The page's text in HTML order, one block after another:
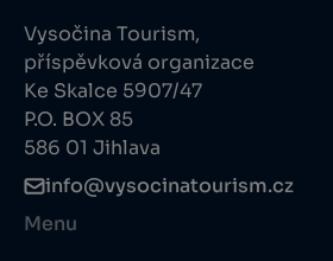
Vysočina Tourism,
příspěvková organizace
Ke Skalce 5907/47
P.O. BOX 85
586 01 Jihlava
info@vysocinatourism.cz
Menu